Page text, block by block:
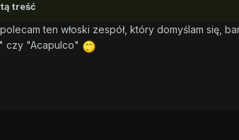
treść
ten włoski zespół, który domyślam się,
czy "Acapulco"